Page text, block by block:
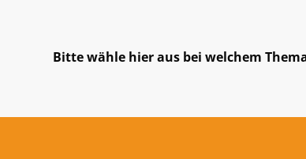
Bitte wähle hier aus bei welchem